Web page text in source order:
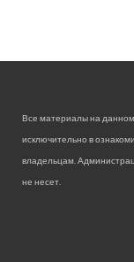
Все материалы на данном
исключительно в
владельцам.
не несет.